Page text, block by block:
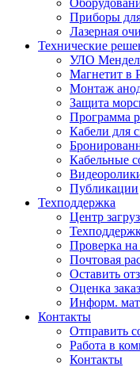
Приборы
Лазерная
Технические
УЛО
Магнетит в
Монтаж
Защита
Программа
Кабели для
Кабельные
Публикации
Техподдержка
Центр
Проверка
Почтовая
Оставить
Оценка
Информ.
Контакты
Отправить
Работа в
Контакты